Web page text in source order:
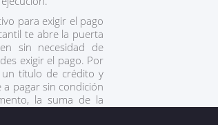
para exigir el pago
te abre la puerta
sin necesidad de
exigir el pago. Por
título de crédito y
pagar sin condición
la suma de la